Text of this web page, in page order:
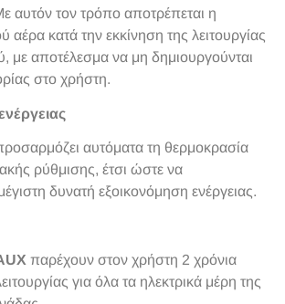
αυτόν τον τρόπο αποτρέπεται η
κατά την εκκίνηση της λειτουργίας
με αποτέλεσμα να μη δημιουργούνται
στο χρήστη.
αυτόματα τη θερμοκρασία
ρύθμισης, έτσι ώστε να
δυνατή εξοικονόμηση ενέργειας.
παρέχουν στον χρήστη 2 χρόνια
για όλα τα ηλεκτρικά μέρη της